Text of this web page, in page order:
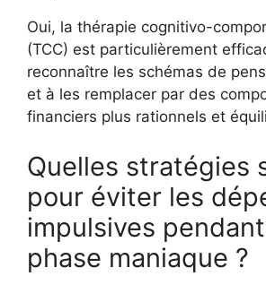
Oui, la thérapie cognitivo-
(TCC) est particulièrement
reconnaître les schémas de
et à les remplacer par des
financiers plus rationnels et
Quelles stratégies
pour éviter les
impulsives
phase maniaque ?